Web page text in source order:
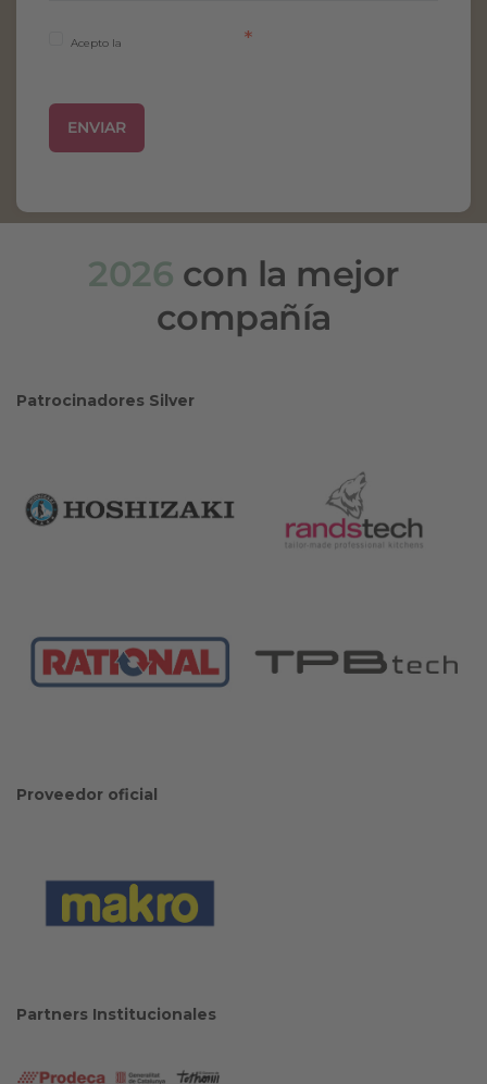
Acepto la *
2026 con la mejor
compañía
Patrocinadores Silver
Proveedor oficial
Partners Institucionales